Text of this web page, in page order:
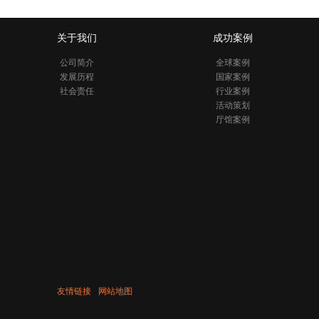
关于我们
公司简介
发展历程
社会责任
成功案例
全球案例
国家案例
行业案例
活动策划
厅馆案例
友情链接 网站地图